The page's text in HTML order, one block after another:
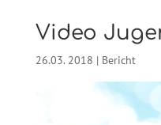
Video
26.03. 2018 | Bericht